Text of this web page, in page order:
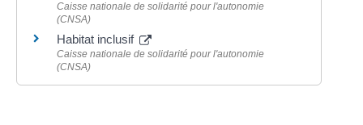
Caisse nationale de solidarité pour l'autonomie
(CNSA)
Habitat inclusif
Caisse nationale de solidarité pour l'autonomie
(CNSA)